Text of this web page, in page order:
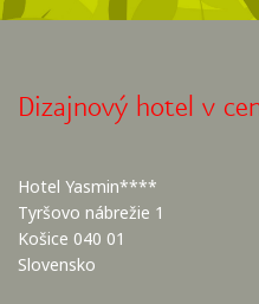
Dizajnový hotel v
Hotel Yasmin****
Tyršovo nábrežie 1
Košice 040 01
Slovensko